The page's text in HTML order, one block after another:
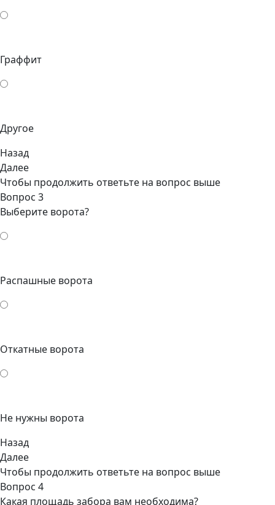
Граффит
Другое
Назад
Далее
Чтобы продолжить ответьте на вопрос выше
Вопрос 3
Выберите ворота?
Распашные ворота
Откатные ворота
Не нужны ворота
Назад
Далее
Чтобы продолжить ответьте на вопрос выше
Вопрос 4
Какая площадь забора вам необходима?